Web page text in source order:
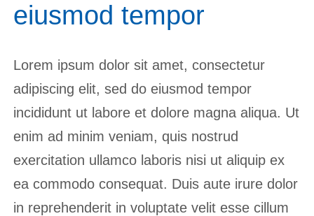
eiusmod tempor
Lorem ipsum dolor sit amet, consectetur
adipiscing elit, sed do eiusmod tempor
incididunt ut labore et dolore magna aliqua. Ut
enim ad minim veniam, quis nostrud
exercitation ullamco laboris nisi ut aliquip ex
ea commodo consequat. Duis aute irure dolor
in reprehenderit in voluptate velit esse cillum